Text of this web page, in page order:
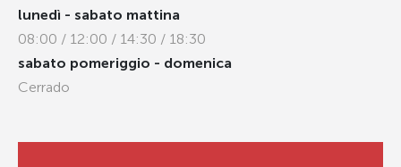
lunedì - sabato mattina
08:00 / 12:00 / 14:30 / 18:30
sabato pomeriggio - domenica
Cerrado